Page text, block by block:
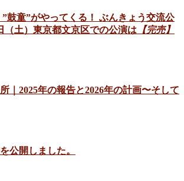
”鼓童”がやってくる！ ぶんきょう交流公
（土）東京都文京区での公演は 【完売】
｜2025年の報告と2026年の計画〜そして
公開しました。